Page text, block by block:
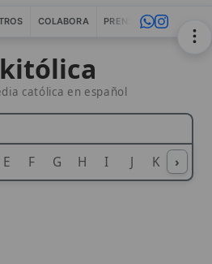
COLABORA PRENSA WEBMASTERS
católica en español
F G H I J K L M
›